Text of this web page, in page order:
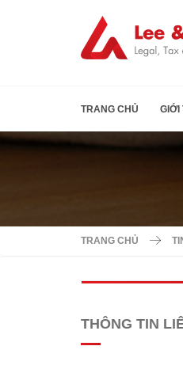
TRANG CHỦ GIỚI
TRANG CHỦ
THÔNG TIN